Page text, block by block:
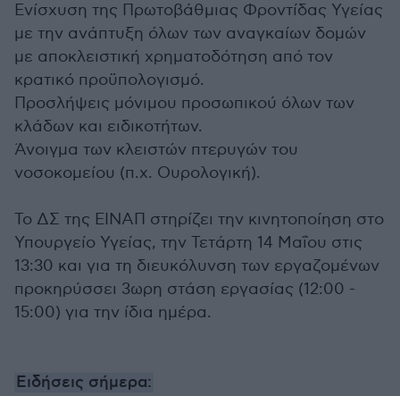
Ενίσχυση της Πρωτοβάθμιας Φροντίδας Υγείας
με την ανάπτυξη όλων των αναγκαίων δομών
με αποκλειστική χρηματοδότηση από τον
κρατικό προϋπολογισμό.
Προσλήψεις μόνιμου προσωπικού όλων των
κλάδων και ειδικοτήτων.
Άνοιγμα των κλειστών πτερυγών του
νοσοκομείου (π.χ. Ουρολογική).
Το ΔΣ της ΕΙΝΑΠ στηρίζει την κινητοποίηση στο
Υπουργείο Υγείας, την Τετάρτη 14 Μαΐου στις
13:30 και για τη διευκόλυνση των εργαζομένων
προκηρύσσει 3ωρη στάση εργασίας (12:00 -
15:00) για την ίδια ημέρα.
Ειδήσεις σήμερα: